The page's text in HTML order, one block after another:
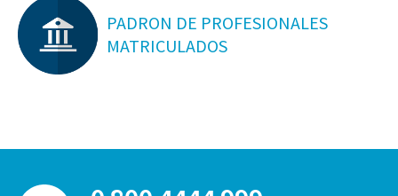
PADRON DE PROFESIONALES
MATRICULADOS